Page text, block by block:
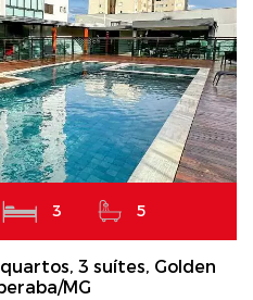
3 5
3 suítes, Golden
MG